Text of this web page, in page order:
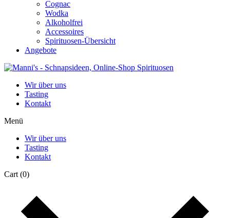
Cognac
Wodka
Alkoholfrei
Accessoires
Spirituosen-Übersicht
Angebote
Wir über uns
Tasting
Kontakt
Menü
Wir über uns
Tasting
Kontakt
Cart (0)